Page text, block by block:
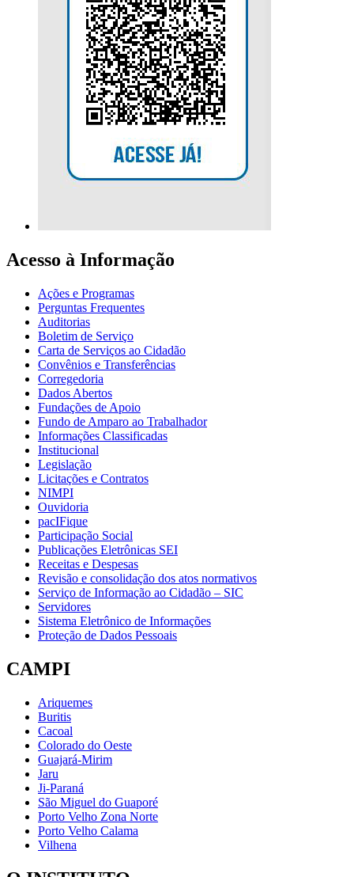
Acesso à Informação
Ações e Programas
Perguntas Frequentes
Auditorias
Boletim de Serviço
Carta de Serviços ao Cidadão
Convênios e Transferências
Corregedoria
Dados Abertos
Fundações de Apoio
Fundo de Amparo ao Trabalhador
Informações Classificadas
Institucional
Legislação
Licitações e Contratos
NIMPI
Ouvidoria
pacIFique
Participação Social
Publicações Eletrônicas SEI
Receitas e Despesas
Revisão e consolidação dos atos normativos
Serviço de Informação ao Cidadão – SIC
Servidores
Sistema Eletrônico de Informações
Proteção de Dados Pessoais
CAMPI
Ariquemes
Buritis
Cacoal
Colorado do Oeste
Guajará-Mirim
Jaru
Ji-Paraná
São Miguel do Guaporé
Porto Velho Zona Norte
Porto Velho Calama
Vilhena